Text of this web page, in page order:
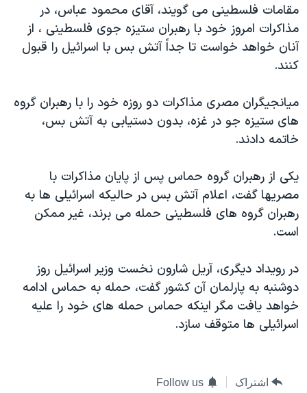
حقوق شهروندی
اقتصادی
علم و فناوری
آرشیو پخش زنده
انتخابات ریاست جمهوری آمریکا ۲۰۲۴
حمله جمهوری اسلامی به اسرائیل
رمز مهسا
اعتراضات زن، زندگی، آزادی
مجموعه مستندهای دادخواهی
دادگاه حمید نوری
چهل سال گروگان‌گیری
قانون شفافیت دارائی کادر رهبری ایران
اعتراضات مردمی آبان ۹۸
اسرائیل در جنگ
نرگس محمدی برنده جایزه نوبل صلح
سفر پرزیدنت ترامپ به چین
مقامات فلسطينی می گويند، آقای محمود عباس، در
مذاکرات امروز خود با رهبران ستيزه جوی فلسطينی ، از
آنان خواهد خواست تا جداً آتش بس با اسرائيل را قبول
کنند.
ميانجيگران مصری مذاکرات دو روزه خود را با رهبران گروه
های ستيزه جو در غزه، بدون دستيابی به آتش بس،
خاتمه دادند.
يکی از رهبران گروه حماس پس از پايان مذاکرات با
مصريها گفت، اعلام آتش بس در حاليکه اسرائيلی ها به
رهبران گروه های فلسطينی حمله می برند، غير ممکن
است.
در رويداد ديگری، آريل شارون نخست وزير اسرائيل روز
دوشنبه به پارلمان آن کشور گفت، حمله به حماس ادامه
خواهد يافت مگر اينکه حماس حمله های خود را عليه
اسرائيلی ها متوقف سازد.
اشتراک Follow us